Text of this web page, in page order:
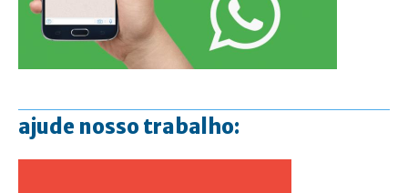
ajude nosso trabalho: